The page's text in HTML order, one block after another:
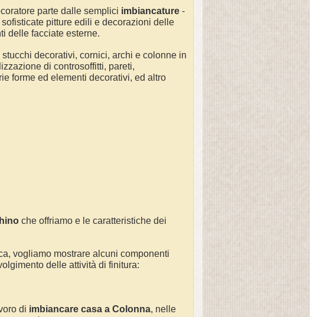
parte dalle semplici imbiancature -
pitture edili e decorazioni delle
delle facciate esterne.
decorativi, cornici, archi e colonne in
di controsoffitti, pareti,
forme ed elementi decorativi, ed altro
che offriamo e le caratteristiche dei
vogliamo mostrare alcuni componenti
delle attività di finitura:
di imbiancare casa a Colonna, nelle